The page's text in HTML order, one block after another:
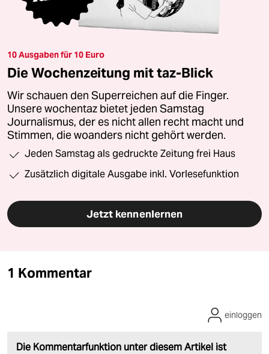
10 Ausgaben für 10 Euro
Die Wochenzeitung mit taz-Blick
Wir schauen den Superreichen auf die Finger.
Unsere wochentaz bietet jeden Samstag
Journalismus, der es nicht allen recht macht und
Stimmen, die woanders nicht gehört werden.
Jeden Samstag als gedruckte Zeitung frei Haus
Zusätzlich digitale Ausgabe inkl. Vorlesefunktion
Jetzt kennenlernen
1 Kommentar
Die Kommentarfunktion unter diesem Artikel ist
einloggen